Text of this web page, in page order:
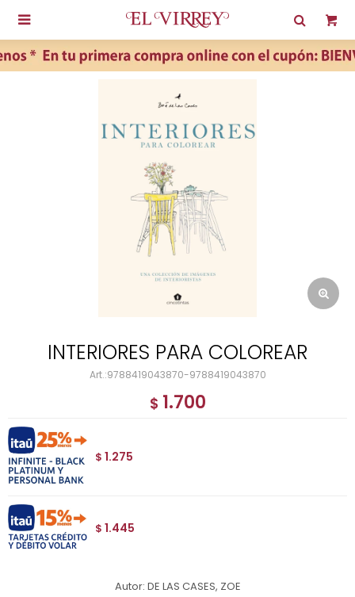

INTERIORES PARA COLOREAR
9788419043870-9788419043870
$ 1.700
$ 1.275
$ 1.445
Autor: DE LAS CASES, ZOE